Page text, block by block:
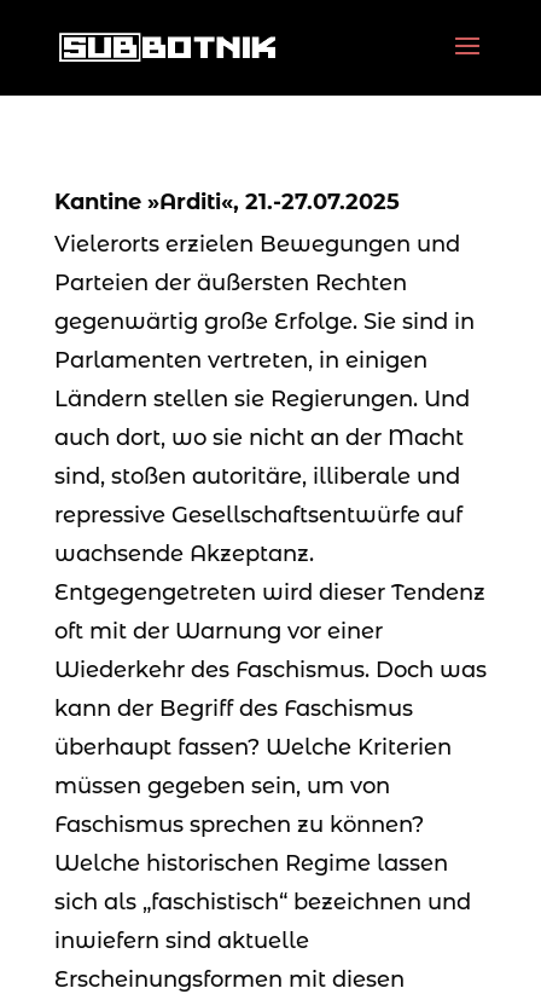
Kantine »Arditi«, 21.-27.07.2025
Vielerorts erzielen Bewegungen und
Parteien der äußersten Rechten
gegenwärtig große Erfolge. Sie sind in
Parlamenten vertreten, in einigen
Ländern stellen sie Regierungen. Und
auch dort, wo sie nicht an der Macht
sind, stoßen autoritäre, illiberale und
repressive Gesellschaftsentwürfe auf
wachsende Akzeptanz.
Entgegengetreten wird dieser Tendenz
oft mit der Warnung vor einer
Wiederkehr des Faschismus. Doch was
kann der Begriff des Faschismus
überhaupt fassen? Welche Kriterien
müssen gegeben sein, um von
Faschismus sprechen zu können?
Welche historischen Regime lassen
sich als „faschistisch“ bezeichnen und
inwiefern sind aktuelle
Erscheinungsformen mit diesen